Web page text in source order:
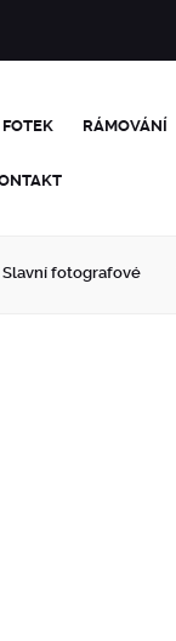
RÁMOVÁNÍ
Slavní fotografové